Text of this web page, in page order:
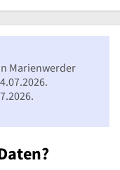
Marienwerder